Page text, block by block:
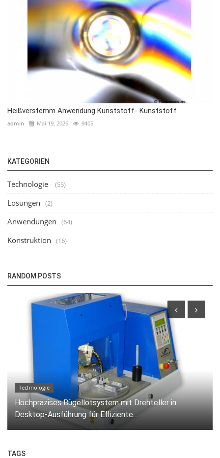
Heißverstemm Anwendung Kunststoff- Kunststoff
admin Mai 19, 2026 9405
KATEGORIEN
Technologie (55)
Lösungen (2)
Anwendungen (64)
Konstruktion (16)
RANDOM POSTS
Technologie
Heißverstemmanlage zur Integration in ein
Inlinesystem.
TAGS